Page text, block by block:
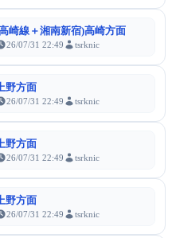
崎線＋湘南新宿)高崎方面
26/07/31 22:49 tsrknic
上野方面
26/07/31 22:49 tsrknic
上野方面
26/07/31 22:49 tsrknic
上野方面
26/07/31 22:49 tsrknic